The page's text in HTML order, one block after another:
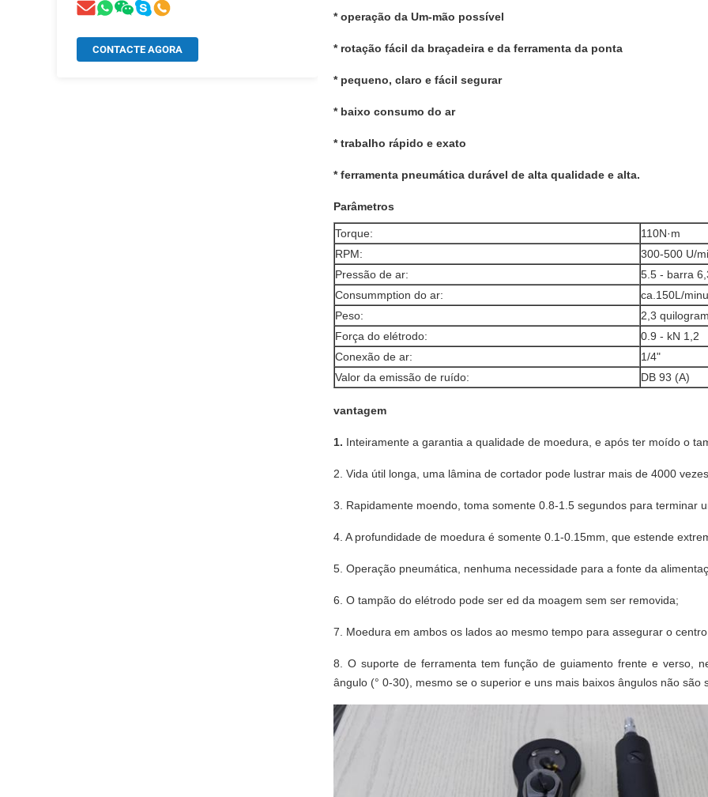
CONTACTE AGORA
* operação da Um-mão possível
* rotação fácil da braçadeira e da ferramenta da ponta
* pequeno, claro e fácil segurar
* baixo consumo do ar
* trabalho rápido e exato
* ferramenta pneumática durável de alta qualidade e alta.
Parâmetros
Torque:
110N·m
RPM:
300-500 U/
Pressão de ar:
5.5 - barra
Consummption do ar:
ca.150L/
Peso:
2,3
Força do elétrodo:
0.9 - kN 1,2
Conexão de ar:
1/4"
Valor da emissão de ruído:
DB 93 (A)
vantagem
1. Inteiramente a garantia a qualidade de moedura, e após ter moído o
2. Vida útil longa, uma lâmina de cortador pode lustrar mais de 4000
3. Rapidamente moendo, toma somente 0.8-1.5 segundos para terminar
4. A profundidade de moedura é somente 0.1-0.15mm, que estende
5. Operação pneumática, nenhuma necessidade para a fonte da
6. O tampão do elétrodo pode ser ed da moagem sem ser removida;
7. Moedura em ambos os lados ao mesmo tempo para assegurar o
8. O suporte de ferramenta tem função de guiamento frente e verso,
ângulo (° 0-30), mesmo se o superior e uns mais baixos ângulos não são